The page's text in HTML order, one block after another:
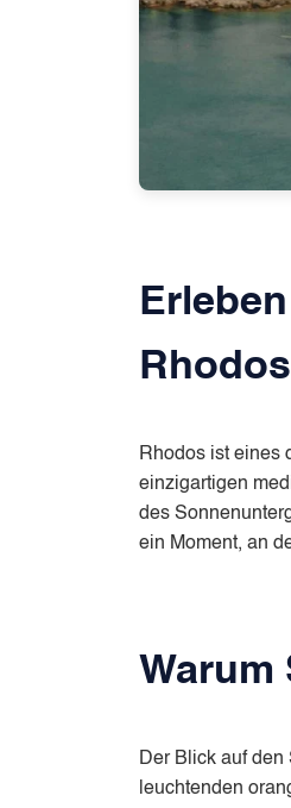
Rhodos
Rhodos ist eines
einzigartigen
des
ein Moment, an
Warum
Der Blick auf den
leuchtenden